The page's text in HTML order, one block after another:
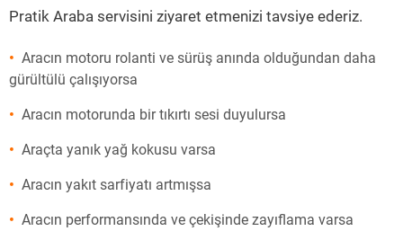
Pratik Araba servisini ziyaret etmenizi tavsiye ederiz.
Aracın motoru rolanti ve sürüş anında olduğundan daha
gürültülü çalışıyorsa
Aracın motorunda bir tıkırtı sesi duyulursa
Araçta yanık yağ kokusu varsa
Aracın yakıt sarfiyatı artmışsa
Aracın performansında ve çekişinde zayıflama varsa